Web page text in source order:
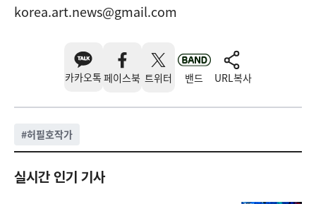
korea.art.news@gmail.com
카카오톡 페이스북 트위터 밴드 URL복사
#허필호작가
실시간 인기 기사